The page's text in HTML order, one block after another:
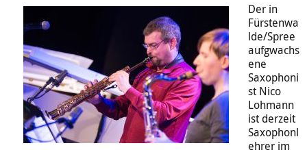
Der in
Fürstenwa
lde/Spree
aufgwachs
ene
Saxophoni
st Nico
Lohmann
ist derzeit
Saxophonl
ehrer im